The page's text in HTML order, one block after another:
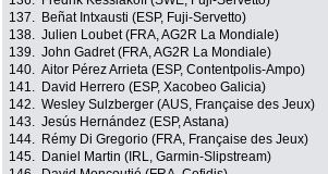
137.
Beñat Intxausti (ESP, Fuji-Servetto)
138. Julien Loubet (FRA, AG2R La Mondiale)
139. John Gadret (FRA, AG2R La Mondiale)
140. Aitor Pérez Arrieta (ESP, Contentpolis-Ampo)
141.
David Herrero (ESP, Xacobeo Galicia)
142. Wesley Sulzberger (AUS, Française des Jeux)
143. Jesús Hernández (ESP, Astana)
144.
Rémy Di Gregorio (FRA, Française des Jeux)
145.
Daniel Martin (IRL, Garmin-Slipstream)